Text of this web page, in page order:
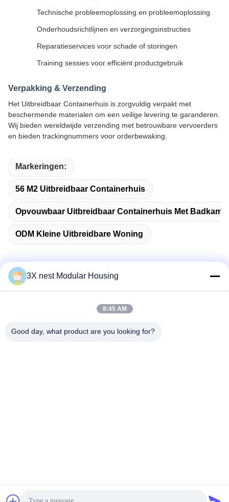
Technische probleemoplossing en probleemoplossing
Onderhoudsrichtlijnen en verzorgingsinstructies
Reparatieservices voor schade of storingen
Training sessies voor efficiënt productgebruik
Verpakking & Verzending
Het Uitbreidbaar Containerhuis is zorgvuldig verpakt met
beschermende materialen om een veilige levering te garanderen.
Wij bieden wereldwijde verzending met betrouwbare vervoerders
en bieden trackingnummers voor orderbewaking.
Markeringen:
56 M2 Uitbreidbaar Containerhuis
Opvouwbaar Uitbreidbaar Containerhuis Met
ODM Kleine Uitbreidbare Woning
Shunda Road, Fucheng County, Hengshui City, Hebei
3X nest Modular Housing
8:45 AM
Good day, what product are you looking for?